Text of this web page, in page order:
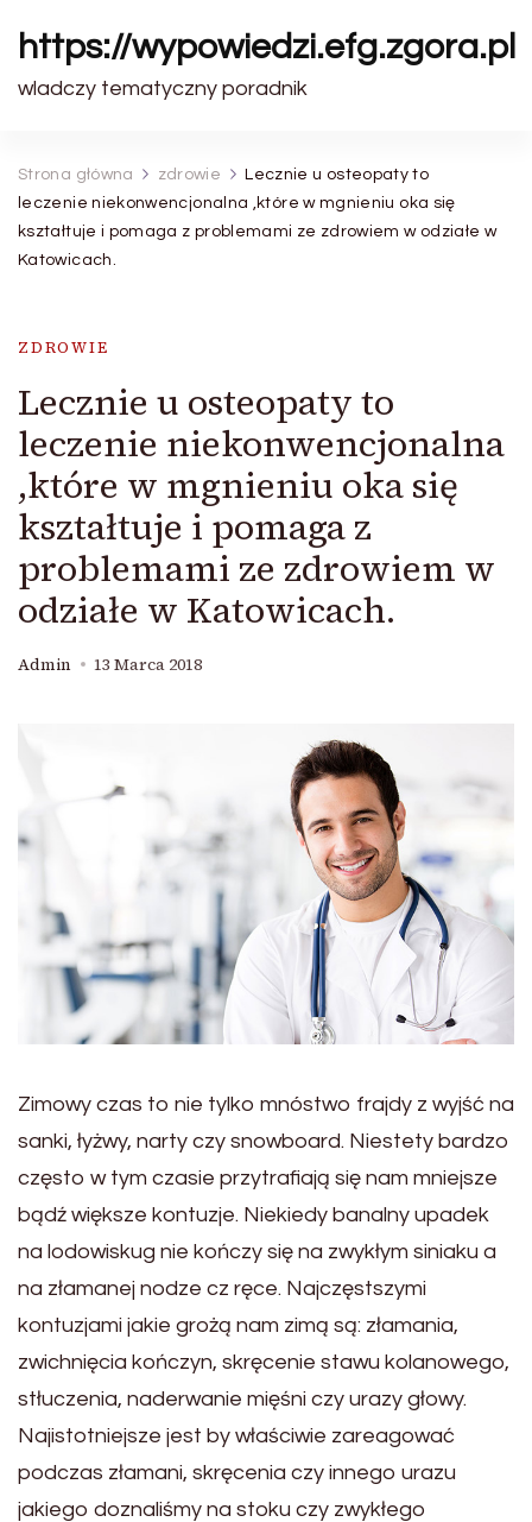
https://wypowiedzi.efg.zgora.pl
wladczy tematyczny poradnik
Strona główna zdrowie
Lecznie u osteopaty to
leczenie niekonwencjonalna ,które w mgnieniu oka się
kształtuje i pomaga z problemami ze zdrowiem w odziałe w
Katowicach.
ZDROWIE
Lecznie u osteopaty to
leczenie niekonwencjonalna
,które w mgnieniu oka się
kształtuje i pomaga z
problemami ze zdrowiem w
odziałe w Katowicach.
Admin 13 Marca 2018
Zimowy czas to nie tylko mnóstwo frajdy z wyjść na
sanki, łyżwy, narty czy snowboard. Niestety bardzo
często w tym czasie przytrafiają się nam mniejsze
bądź większe kontuzje. Niekiedy banalny upadek
na lodowiskug nie kończy się na zwykłym siniaku a
na złamanej nodze cz ręce. Najczęstszymi
kontuzjami jakie grożą nam zimą są: złamania,
zwichnięcia kończyn, skręcenie stawu kolanowego,
stłuczenia, naderwanie mięśni czy urazy głowy.
Najistotniejsze jest by właściwie zareagować
podczas złamani, skręcenia czy innego urazu
jakiego doznaliśmy na stoku czy zwykłego